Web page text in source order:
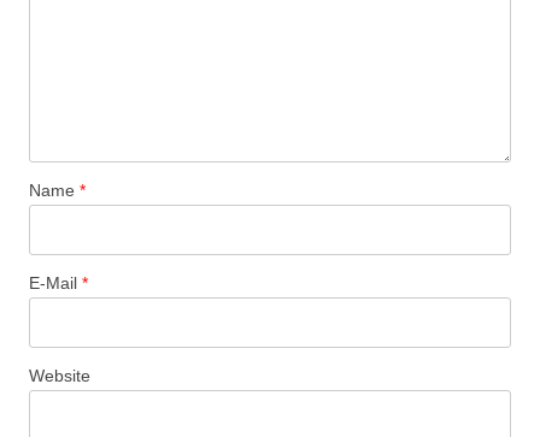
i
n
Name *
E-Mail *
Website